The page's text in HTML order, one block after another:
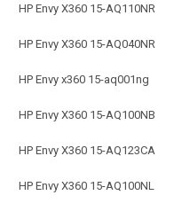
HP Envy X360 15-AQ110NR
HP Envy X360 15-AQ040NR
HP Envy x360 15-aq001ng
HP Envy X360 15-AQ100NB
HP Envy X360 15-AQ123CA
HP Envy X360 15-AQ100NL